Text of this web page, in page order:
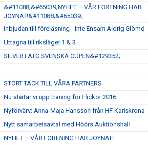
&#11088;&#65039;NYHET – VÅR FÖRENING HAR
JOYNAT!&#11088;&#65039;
Inbjudan till föreläsning - Inte Ensam Aldrig Glömd
Uttagna till riksläger 1 & 3
SILVER I ATG SVENSKA CUPEN&#129352;
STORT TACK TILL VÅRA PARTNERS
Nu startar vi upp träning för Flickor 2016
Nyförvärv: Anna-Maja Hansson från HF Karlskrona
Nytt samarbetsavtal med Höörs Auktionshall
NYHET – VÅR FÖRENING HAR JOYNAT!